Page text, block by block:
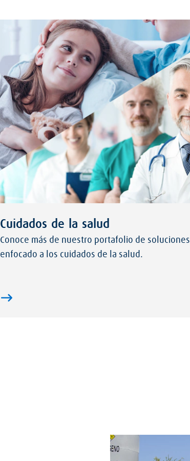
Cuidados de la salud
Conoce más de nuestro portafolio de soluciones
enfocado a los cuidados de la salud.